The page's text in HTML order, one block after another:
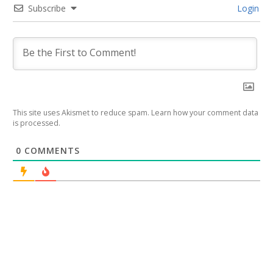
Subscribe Login
This site uses Akismet to reduce spam. Learn how your comment data
is processed.
0 COMMENTS